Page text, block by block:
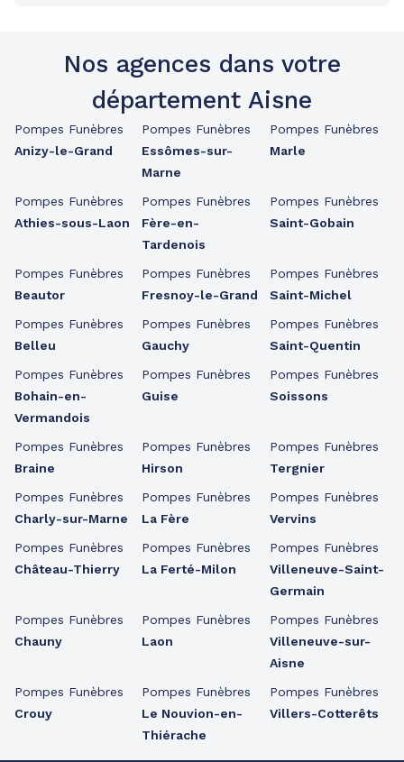
Nos agences dans votre
département Aisne
Pompes Funèbres
Anizy-le-Grand
Pompes Funèbres
Athies-sous-Laon
Pompes Funèbres
Beautor
Pompes Funèbres
Belleu
Pompes Funèbres
Bohain-en-
Vermandois
Pompes Funèbres
Braine
Pompes Funèbres
Charly-sur-Marne
Pompes Funèbres
Château-Thierry
Pompes Funèbres
Chauny
Pompes Funèbres
Crouy
Pompes Funèbres
Essômes-sur-
Marne
Pompes Funèbres
Fère-en-
Tardenois
Pompes Funèbres
Fresnoy-le-Grand
Pompes Funèbres
Gauchy
Pompes Funèbres
Guise
Pompes Funèbres
Hirson
Pompes Funèbres
La Fère
Pompes Funèbres
La Ferté-Milon
Pompes Funèbres
Laon
Pompes Funèbres
Le Nouvion-en-
Thiérache
Pompes Funèbres
Marle
Pompes Funèbres
Saint-Gobain
Pompes Funèbres
Saint-Michel
Pompes Funèbres
Saint-Quentin
Pompes Funèbres
Soissons
Pompes Funèbres
Tergnier
Pompes Funèbres
Vervins
Pompes Funèbres
Villeneuve-Saint-
Germain
Pompes Funèbres
Villeneuve-sur-
Aisne
Pompes Funèbres
Villers-Cotterêts